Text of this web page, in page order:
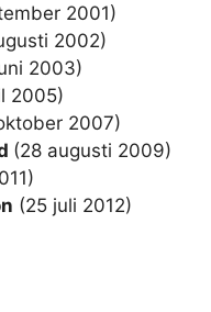
2001)
2002)
2003)
2005)
2007)
(28 augusti 2009)
(25 juli 2012)